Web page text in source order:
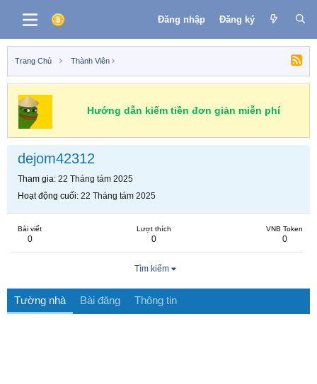
Đăng nhập Đăng ký
Trang Chủ Thành Viên
Hướng dẫn kiếm tiền đơn giản miễn phí
dejom42312
Tham gia 22 Tháng tám 2025
Hoạt động cuối 22 Tháng tám 2025
Bài viết
0
Lượt thích
0
VNB Token
0
Tìm kiếm
Tường nhà Bài đăng Thông tin